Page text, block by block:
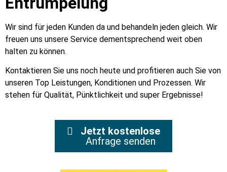
Wir sind für jeden Kunden da und behandeln jeden gleich. Wir
freuen uns unsere Service dementsprechend weit oben
halten zu können.
Kontaktieren Sie uns noch heute und profitieren auch Sie von
unseren Top Leistungen, Konditionen und Prozessen. Wir
stehen für Qualität, Pünktlichkeit und super Ergebnisse!
Jetzt kostenlose
Anfrage senden